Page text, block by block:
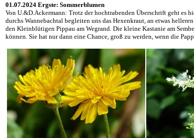
01.07.2024 Ergste: Sommerblumen
Von U.&D.Ackermann: Trotz der hochtrabenden Überschrift geht es
durchs Wannebachtal begleiten uns das Hexenkraut, an etwas
den Kleinblütigen Pippau am Wegrand. Die kleine Kastanie am
können. Sie hat nur dann eine Chance, groß zu werden, wenn die